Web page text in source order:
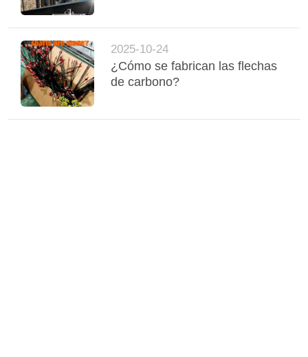
POLÍTICA
DE
PRIVACIDAD2025-10-24
¿Cómo se fabrican las flechas
de carbono?